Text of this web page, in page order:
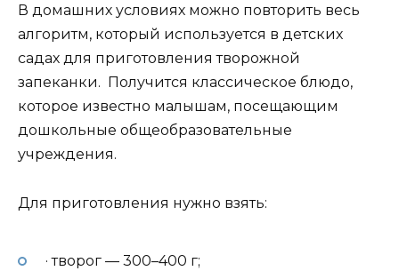
В домашних условиях можно повторить весь
алгоритм, который используется в детских
садах для приготовления творожной
запеканки. Получится классическое блюдо,
которое известно малышам, посещающим
дошкольные общеобразовательные
учреждения.
Для приготовления нужно взять:
· творог — 300–400 г;